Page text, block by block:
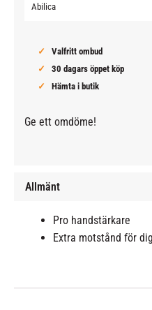
Abilica
Valfritt ombud
30 dagars öppet köp
Hämta i butik
Ge ett omdöme!
Allmänt
Pro handstärkare
Extra motstånd för